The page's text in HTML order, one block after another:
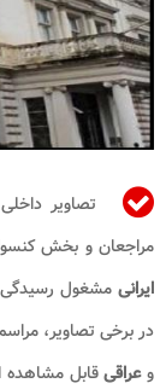
تصاویر
مراجعان و بخش
ایرانیمشغول رسیدگی
در برخی تصاویر،
وعراقیقابل مشاهده